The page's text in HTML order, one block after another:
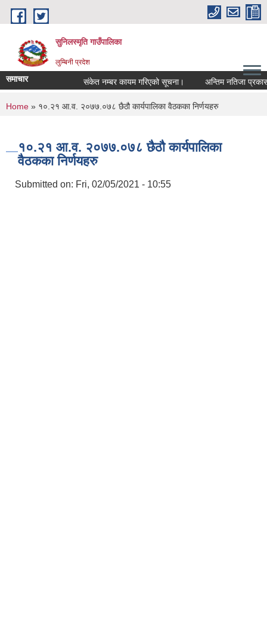
Skip to main content
सुनिलस्मृति गाउँपालिका
लुम्बिनी प्रदेश
समाचार संकेत नम्बर कायम गरिएको सूचना। अन्तिम नतिजा प्रकासन
You are here
Home » १०.२१ आ.व. २०७७.०७८ छैठौ कार्यपालिका वैठकका निर्णयहरु
१०.२१ आ.व. २०७७.०७८ छैठौ कार्यपालिका
वैठकका निर्णयहरु
Submitted on: Fri, 02/05/2021 - 10:55